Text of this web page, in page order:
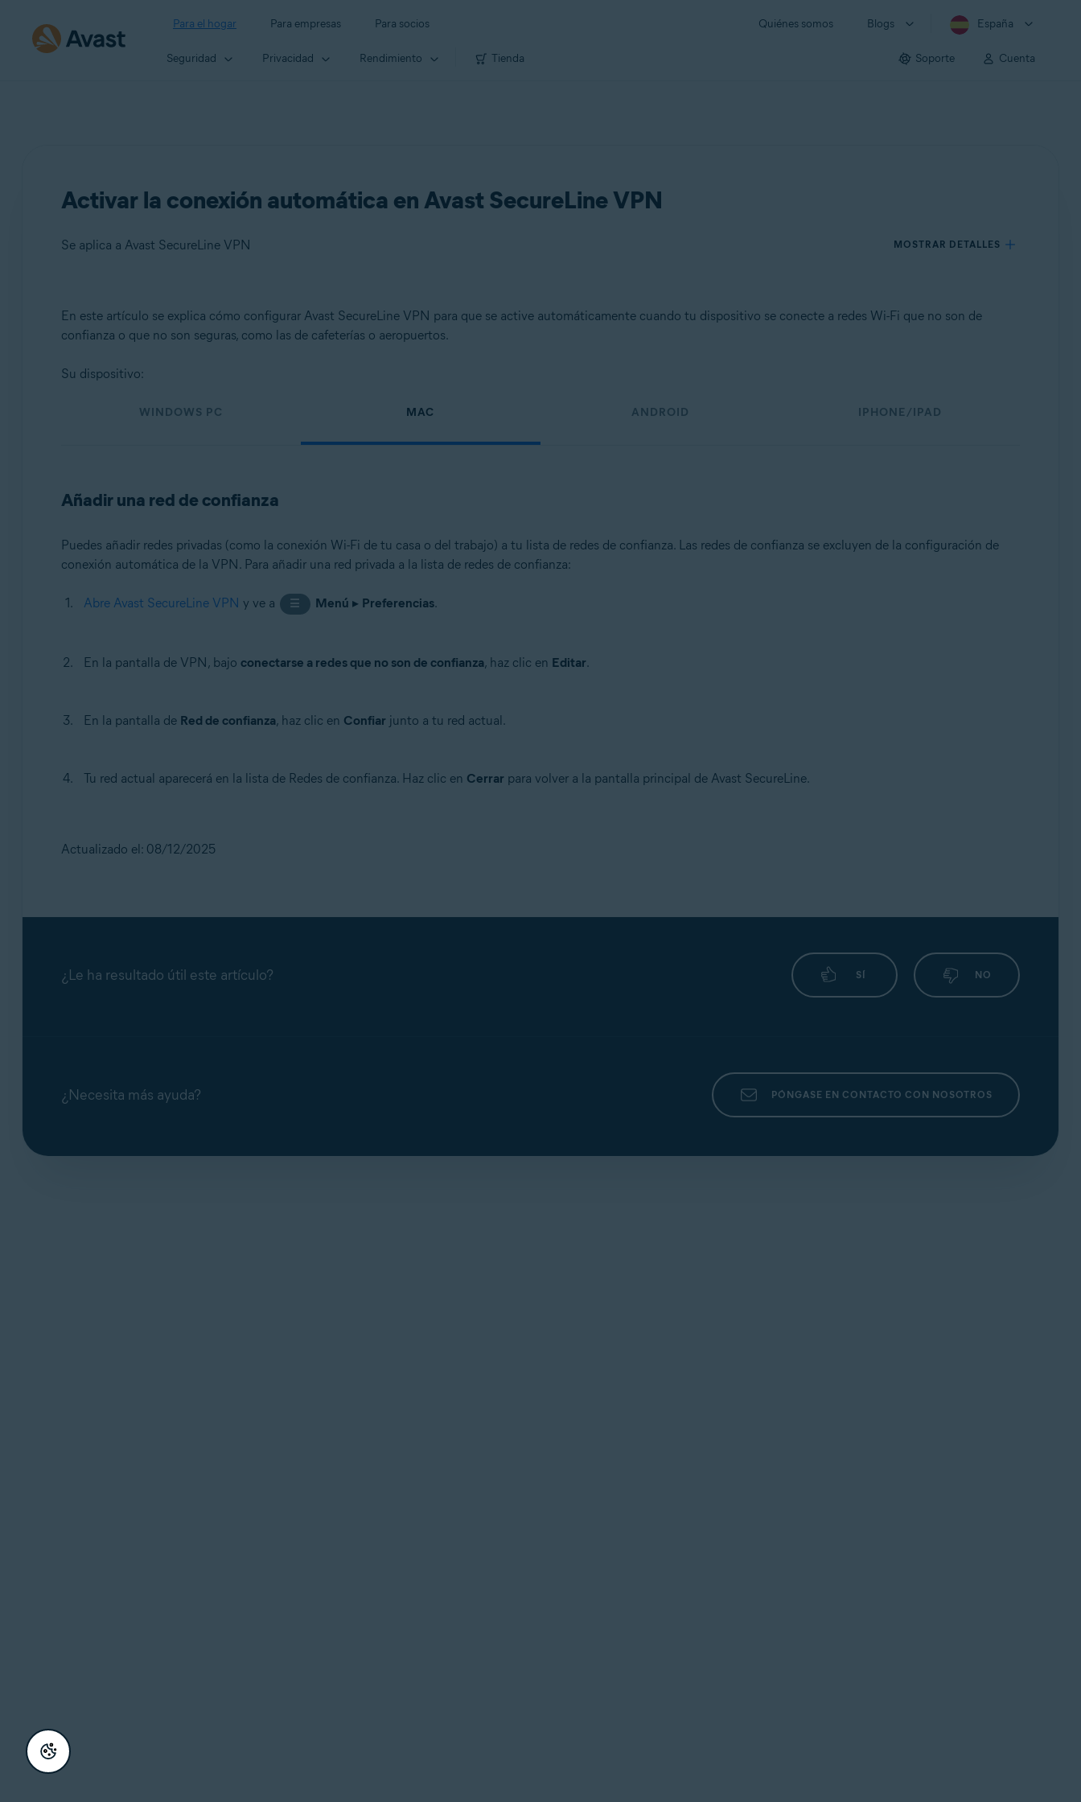
Para el hogar Para empresas Para socios Quiénes somos Blogs España
Seguridad Privacidad Rendimiento Tienda Soporte Cuenta
Activar la conexión automática en Avast SecureLine VPN
Se aplica a Avast SecureLine VPN MOSTRAR DETALLES
Productos:
Avast SecureLine VPN
Sistemas operativos:
En este artículo se explica cómo configurar Avast SecureLine VPN para que se active automáticamente cuando tu dispositivo se conecte a redes Wi-Fi que no son de
confianza o que no son seguras, como las de cafeterías o aeropuertos.
Su dispositivo:
WINDOWS PC MAC ANDROID IPHONE/IPAD
Añadir una red de confianza
Puedes añadir redes privadas (como la conexión Wi-Fi de tu casa o del trabajo) a tu lista de redes de confianza. Las redes de confianza se excluyen de la configuración de
conexión automática de la VPN. Para añadir una red privada a la lista de redes de confianza:
Abre Avast SecureLine VPN y ve a ☰ Menú ▸ Preferencias.
En la pantalla de VPN, bajo conectarse a redes que no son de confianza, haz clic en Editar.
En la pantalla de Red de confianza, haz clic en Confiar junto a tu red actual.
Tu red actual aparecerá en la lista de Redes de confianza. Haz clic en Cerrar para volver a la pantalla principal de Avast SecureLine.
Actualizado el: 08/12/2025
¿Le ha resultado útil este artículo? SÍ NO
¿Necesita más ayuda? PÓNGASE EN CONTACTO CON NOSOTROS